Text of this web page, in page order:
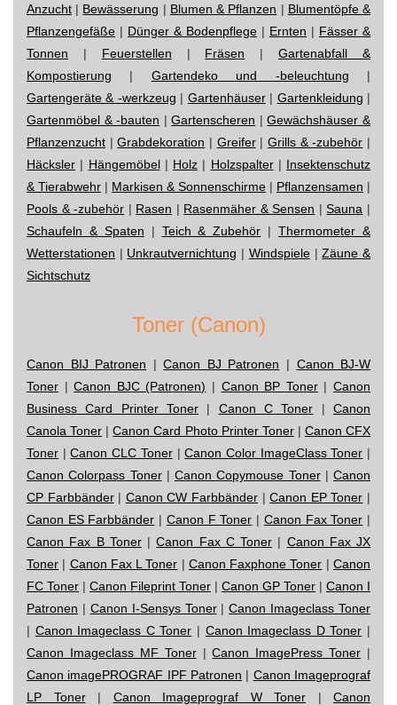
Anzucht | Bewässerung | Blumen & Pflanzen | Blumentöpfe &
Pflanzengefäße | Dünger & Bodenpflege | Ernten | Fässer &
Tonnen | Feuerstellen | Fräsen |Gartenabfall &
Kompostierung | Gartendeko und -beleuchtung |
Gartengeräte & -werkzeug | Gartenhäuser| Gartenkleidung |
Gartenmöbel & -bauten |Gartenscheren |Gewächshäuser &
Pflanzenzucht |Grabdekoration | Greifer|Grills & -zubehör |
Häcksler | Hängemöbel| Holz | Holzspalter| Insektenschutz
& Tierabwehr | Markisen & Sonnenschirme | Pflanzensamen |
Pools & -zubehör | Rasen | Rasenmäher & Sensen |Sauna |
Schaufeln & Spaten | Teich & Zubehör |Thermometer &
Wetterstationen | Unkrautvernichtung | Windspiele|Zäune &
Sichtschutz
Toner (Canon)
Canon BIJ Patronen |Canon BJ Patronen | Canon BJ-W
Toner |Canon BJC (Patronen) | Canon BP Toner|Canon
Business Card Printer Toner | Canon C Toner |Canon
Canola Toner |Canon Card Photo Printer Toner| Canon CFX
Toner |Canon CLC Toner|Canon Color ImageClass Toner |
Canon Colorpass Toner| Canon Copymouse Toner| Canon
CP Farbbänder| Canon CW Farbbänder |Canon EP Toner |
Canon ES Farbbänder | Canon F Toner | Canon Fax Toner |
Canon Fax B Toner|Canon Fax C Toner | Canon Fax JX
Toner | Canon Fax L Toner | Canon Faxphone Toner |Canon
FC Toner | Canon Fileprint Toner | Canon GP Toner | Canon I
Patronen | Canon I-Sensys Toner|Canon Imageclass Toner
| Canon Imageclass C Toner | Canon Imageclass D Toner |
Canon Imageclass MF Toner|Canon ImagePress Toner |
Canon imagePROGRAF IPF Patronen | Canon Imageprograf
LP Toner| Canon Imageprograf W Toner | Canon